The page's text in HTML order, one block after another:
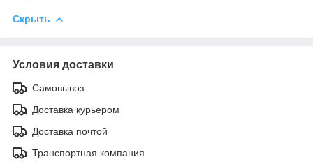
Скрыть
Условия доставки
Самовывоз
Доставка курьером
Доставка почтой
Транспортная компания